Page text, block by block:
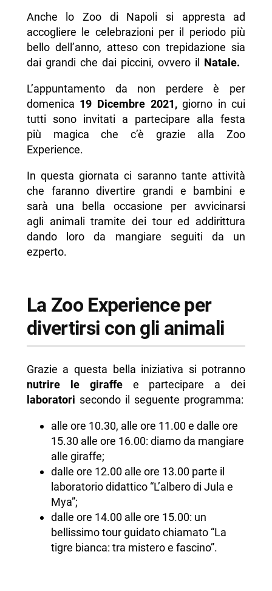
-- Quando
-- Dove
-- Orario
-- Prezzo
-- Contatti
-- Scopri di più da Napolike.it
Anche lo Zoo di Napoli si appresta ad
accogliere le celebrazioni per il periodo più
bello dell’anno, atteso con trepidazione sia
dai grandi che dai piccini, ovvero il Natale.
L’appuntamento da non perdere è per
domenica 19 Dicembre 2021,giorno in cui
tutti sono invitati a partecipare alla festa
più magica che c’è grazie alla Zoo
Experience.
In questa giornata ci saranno tante attività
che faranno divertire grandi e bambini e
sarà una bella occasione per avvicinarsi
agli animali tramite dei tour ed addirittura
dando loro da mangiare seguiti da un
ezperto.
La Zoo Experience per
divertirsi con gli animali
Grazie a questa bella iniziativa si potranno
nutrire le giraffee partecipare a dei
laboratori secondo il seguente programma:
alle ore 10.30, alle ore 11.00 e dalle ore
15.30 alle ore 16.00: diamo da mangiare
alle giraffe;
dalle ore 12.00 alle ore 13.00 parte il
laboratorio didattico “L’albero di Jula e
Mya”;
dalle ore 14.00 alle ore 15.00: un
bellissimo tour guidato chiamato “La
tigre bianca: tra mistero e fascino”.